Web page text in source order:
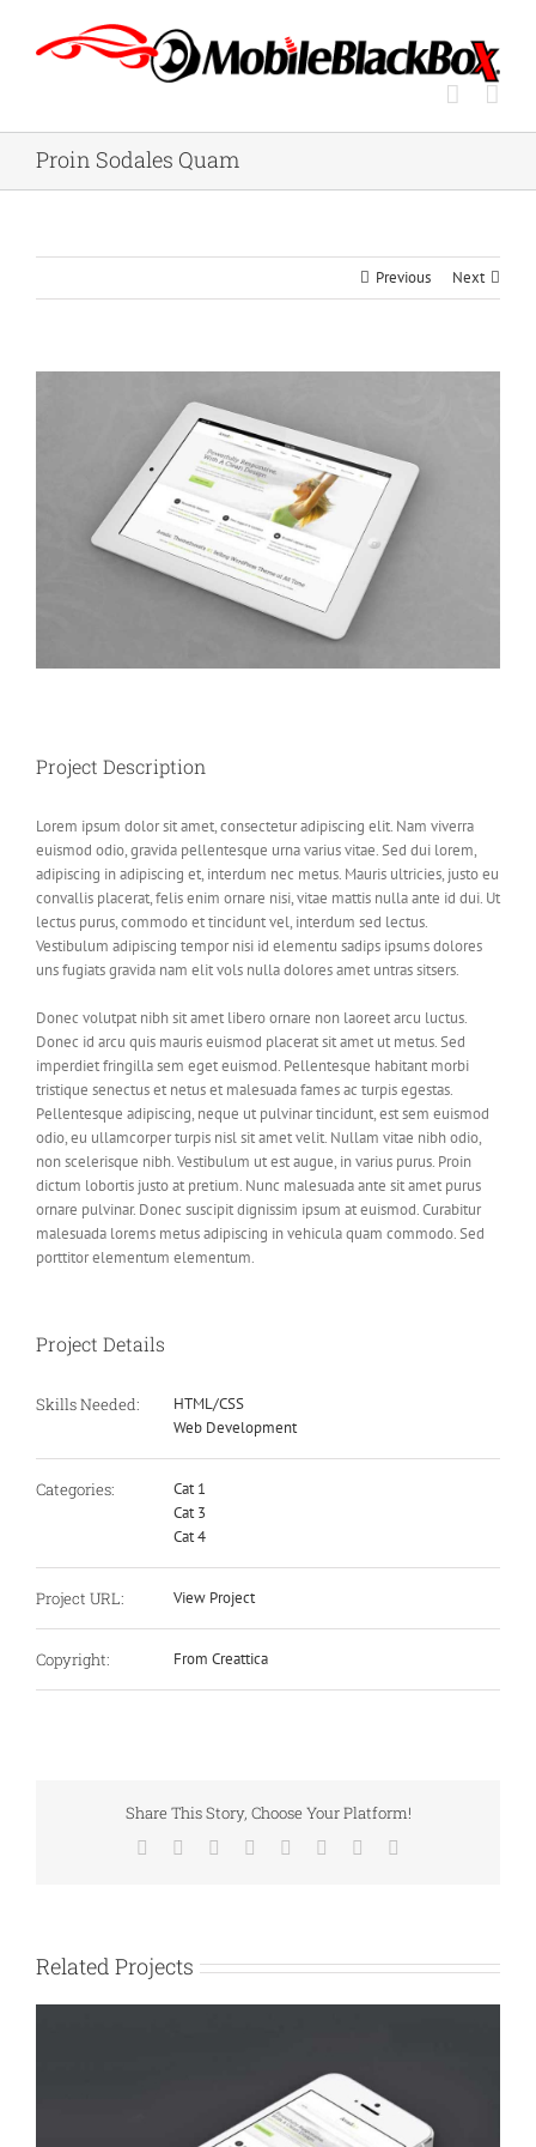
content
Proin Sodales Quam
Previous Next
Project Description
Lorem ipsum dolor sit amet, consectetur adipiscing elit. Nam viverra
euismod odio, gravida pellentesque urna varius vitae. Sed dui lorem,
adipiscing in adipiscing et, interdum nec metus. Mauris ultricies, justo eu
convallis placerat, felis enim ornare nisi, vitae mattis nulla ante id dui. Ut
lectus purus, commodo et tincidunt vel, interdum sed lectus.
Vestibulum adipiscing tempor nisi id elementu sadips ipsums dolores
uns fugiats gravida nam elit vols nulla dolores amet untras sitsers.
Donec volutpat nibh sit amet libero ornare non laoreet arcu luctus.
Donec id arcu quis mauris euismod placerat sit amet ut metus. Sed
imperdiet fringilla sem eget euismod. Pellentesque habitant morbi
tristique senectus et netus et malesuada fames ac turpis egestas.
Pellentesque adipiscing, neque ut pulvinar tincidunt, est sem euismod
odio, eu ullamcorper turpis nisl sit amet velit. Nullam vitae nibh odio,
non scelerisque nibh. Vestibulum ut est augue, in varius purus. Proin
dictum lobortis justo at pretium. Nunc malesuada ante sit amet purus
ornare pulvinar. Donec suscipit dignissim ipsum at euismod. Curabitur
malesuada lorems metus adipiscing in vehicula quam commodo. Sed
porttitor elementum elementum.
Project Details
Skills Needed:
HTML/CSS
Web Development
Categories:
Cat 1
Cat 3
Cat 4
Project URL: View Project
Copyright: From Creattica
Share This Story, Choose Your Platform!
Facebook Reddit LinkedIn
TumblrPinterest
Related Projects